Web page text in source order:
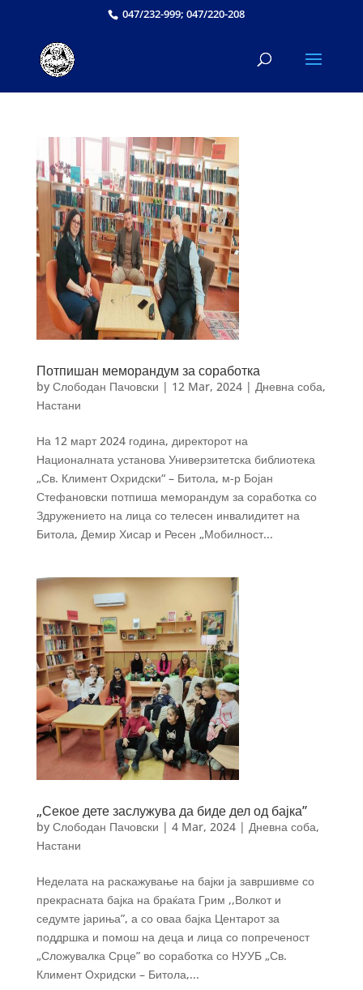
047/232-999; 047/220-208
Потпишан меморандум за соработка
by Слободан Пачовски | 12 Mar, 2024| Дневна соба,
Настани
На 12 март 2024 година, директорот на
Националната установа Универзитетска библиотека
„Св. Климент Охридски“ – Битола, м-р Бојан
Стефановски потпиша меморандум за соработка со
Здружението на лица со телесен инвалидитет на
Битола, Демир Хисар и Ресен „Мобилност...
„Секое дете заслужува да биде дел од бајка”
by Слободан Пачовски | 4 Mar, 2024| Дневна соба,
Настани
Неделата на раскажување на бајки ја завршивме со
прекрасната бајка на браќата Грим ,,Волкот и
седумте јариња”, а со оваа бајка Центарот за
поддршка и помош на деца и лица со попреченост
„Сложувалка Срце” во соработка со НУУБ „Св.
Климент Охридски – Битола,...